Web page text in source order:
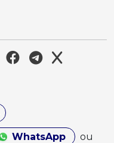
WhatsApp
ou